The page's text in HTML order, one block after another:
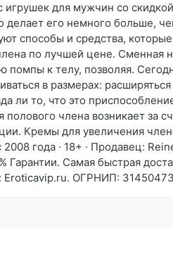
для мужчин со
делает его немного больше,
способы и средства,
по лучшей цене. Сменная
к телу, позволяя.
в размерах: расширяться
ли то, что это
члена возникает за
Кремы для увеличения
года · 18+ · Продавец:
Гарантии. Самая быстрая
Eroticavip.ru. ОГРНИП: